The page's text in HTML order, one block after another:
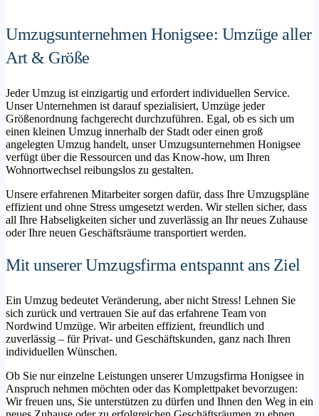
Umzugsunternehmen Honigsee: Umzüge aller
Art & Größe
Jeder Umzug ist einzigartig und erfordert individuellen Service.
Unser Unternehmen ist darauf spezialisiert, Umzüge jeder
Größenordnung fachgerecht durchzuführen. Egal, ob es sich um
einen kleinen Umzug innerhalb der Stadt oder einen groß
angelegten Umzug handelt, unser Umzugsunternehmen Honigsee
verfügt über die Ressourcen und das Know-how, um Ihren
Wohnortwechsel reibungslos zu gestalten.
Unsere erfahrenen Mitarbeiter sorgen dafür, dass Ihre Umzugspläne
effizient und ohne Stress umgesetzt werden. Wir stellen sicher, dass
all Ihre Habseligkeiten sicher und zuverlässig an Ihr neues Zuhause
oder Ihre neuen Geschäftsräume transportiert werden.
Mit unserer Umzugsfirma entspannt ans Ziel
Ein Umzug bedeutet Veränderung, aber nicht Stress! Lehnen Sie
sich zurück und vertrauen Sie auf das erfahrene Team von
Nordwind Umzüge. Wir arbeiten effizient, freundlich und
zuverlässig – für Privat- und Geschäftskunden, ganz nach Ihren
individuellen Wünschen.
Ob Sie nur einzelne Leistungen unserer Umzugsfirma Honigsee in
Anspruch nehmen möchten oder das Komplettpaket bevorzugen:
Wir freuen uns, Sie unterstützen zu dürfen und Ihnen den Weg in ein